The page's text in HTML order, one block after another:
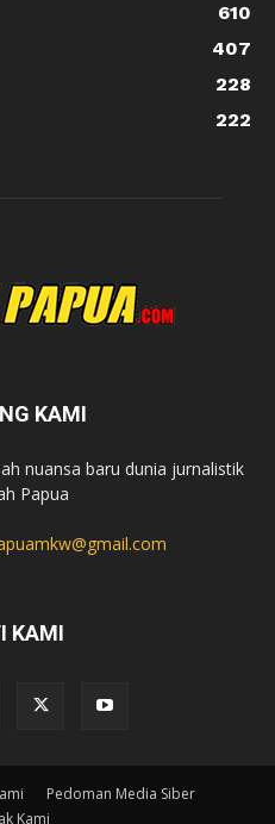
610
407
228
222
KAMI
nuansa baru dunia jurnalistik
Papua
KAMI
Pedoman Media Siber
Kami